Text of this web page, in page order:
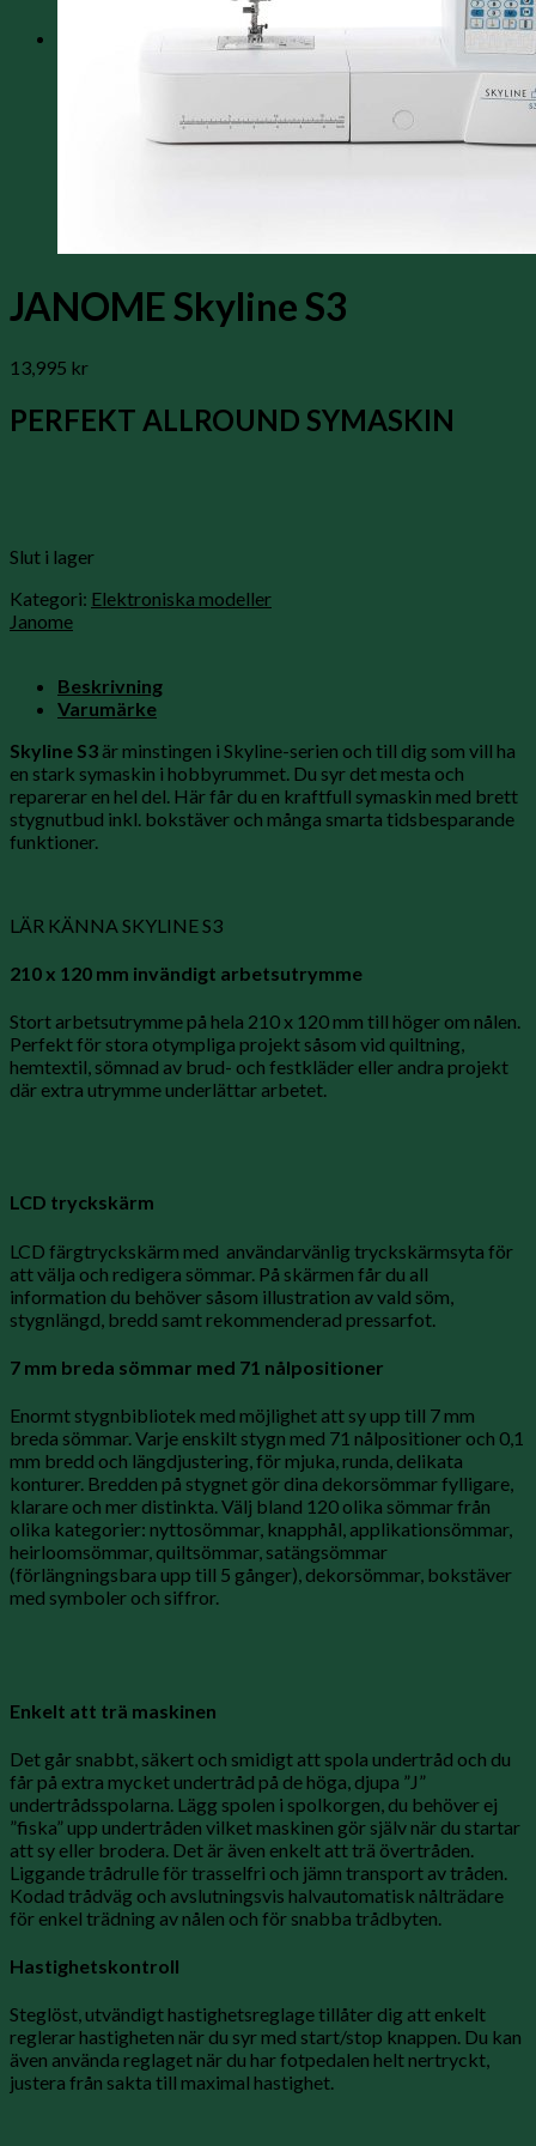
Inga produkter i varukorgen.
JANOME Skyline S3
13,995 kr
PERFEKT ALLROUND SYMASKIN
Slut i lager
Kategori: Elektroniska modeller
Janome
Beskrivning
Varumärke
Skyline S3 är minstingen i Skyline-serien och till dig som vill ha
en stark symaskin i hobbyrummet. Du syr det mesta och
reparerar en hel del. Här får du en kraftfull symaskin med brett
stygnutbud inkl. bokstäver och många smarta tidsbesparande
funktioner.
LÄR KÄNNA SKYLINE S3
210 x 120 mm invändigt arbetsutrymme
Stort arbetsutrymme på hela 210 x 120 mm till höger om nålen.
Perfekt för stora otympliga projekt såsom vid quiltning,
hemtextil, sömnad av brud- och festkläder eller andra projekt
där extra utrymme underlättar arbetet.
LCD tryckskärm
LCD färgtryckskärm med användarvänlig tryckskärmsyta för
att välja och redigera sömmar. På skärmen får du all
information du behöver såsom illustration av vald söm,
stygnlängd, bredd samt rekommenderad pressarfot.
7 mm breda sömmar med 71 nålpositioner
Enormt stygnbibliotek med möjlighet att sy upp till 7 mm
breda sömmar. Varje enskilt stygn med 71 nålpositioner och 0,1
mm bredd och längdjustering, för mjuka, runda, delikata
konturer. Bredden på stygnet gör dina dekorsömmar fylligare,
klarare och mer distinkta. Välj bland 120 olika sömmar från
olika kategorier: nyttosömmar, knapphål, applikationsömmar,
heirloomsömmar, quiltsömmar, satängsömmar
(förlängningsbara upp till 5 gånger), dekorsömmar, bokstäver
med symboler och siffror.
Enkelt att trä maskinen
Det går snabbt, säkert och smidigt att spola undertråd och du
får på extra mycket undertråd på de höga, djupa ”J”
undertrådsspolarna. Lägg spolen i spolkorgen, du behöver ej
”fiska” upp undertråden vilket maskinen gör själv när du startar
att sy eller brodera. Det är även enkelt att trä övertråden.
Liggande trådrulle för trasselfri och jämn transport av tråden.
Kodad trådväg och avslutningsvis halvautomatisk nålträdare
för enkel trädning av nålen och för snabba trådbyten.
Hastighetskontroll
Steglöst, utvändigt hastighetsreglage tillåter dig att enkelt
reglerar hastigheten när du syr med start/stop knappen. Du kan
även använda reglaget när du har fotpedalen helt nertryckt,
justera från sakta till maximal hastighet.